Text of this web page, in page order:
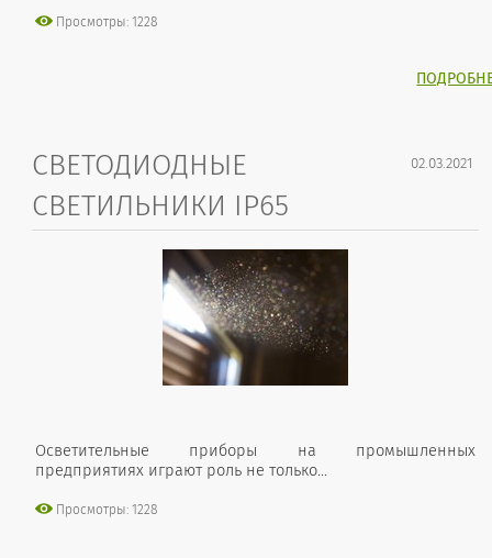
Просмотры: 1228
02.03.2021
СВЕТОДИОДНЫЕ
СВЕТИЛЬНИКИ IP65
Осветительные приборы на промышленных
предприятиях играют роль не только...
Просмотры: 1228